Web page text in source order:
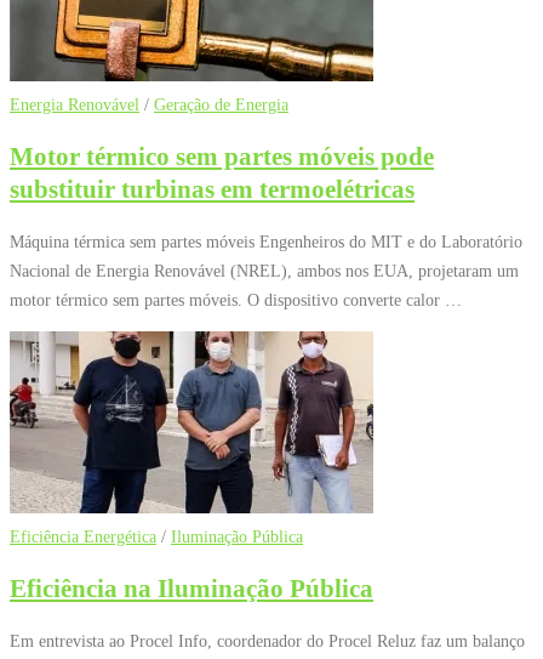
Energia Renovável / Geração de Energia
Motor térmico sem partes móveis pode
substituir turbinas em termoelétricas
Máquina térmica sem partes móveis Engenheiros do MIT e do Laboratório
Nacional de Energia Renovável (NREL), ambos nos EUA, projetaram um
motor térmico sem partes móveis. O dispositivo converte calor …
Eficiência Energética / Iluminação Pública
Eficiência na Iluminação Pública
Em entrevista ao Procel Info, coordenador do Procel Reluz faz um balanço